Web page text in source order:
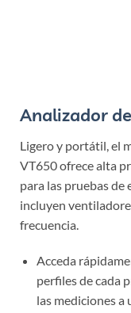
Analizador
Ligero y portátil, el
VT650 ofrece alta
para las pruebas
incluyen
frecuencia.
Acceda
perfiles de cada
las mediciones a